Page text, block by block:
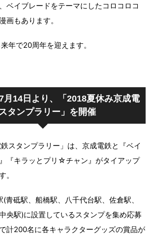
ベイブレードをテーマにしたコロコロコ
画もあります。
年で20周年を迎えます。
月14日より、「2018夏休み京成電
タンプラリー」を開催
スタンプラリー」は、京成電鉄と『ベイ
『キラッとプリ☆チャン』がタイアップ
。
青砥駅、船橋駅、八千代台駅、佐倉駅、
央駅)に設置しているスタンプを集め応募
計200名に各キャラクターグッズの賞品が